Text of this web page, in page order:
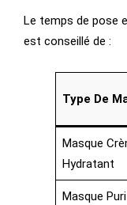
Le temps de pose
est conseillé de :
Type De
Masque
Hydratant
Masque